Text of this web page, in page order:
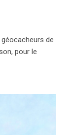
de
pour le